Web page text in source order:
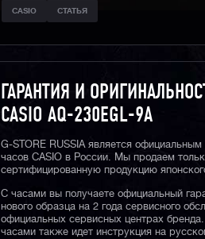
CASIO СТАТЬЯ
ГАРАНТИЯ И
CASIO AQ-230EGL-9A
G-STORE RUSSIA является официальным
часов CASIO в России. Мы продаем
сертифицированную продукцию
С часами вы получаете официальный
нового образца на 2 года сервисного
официальных сервисных центрах
часами также идет инструкция на